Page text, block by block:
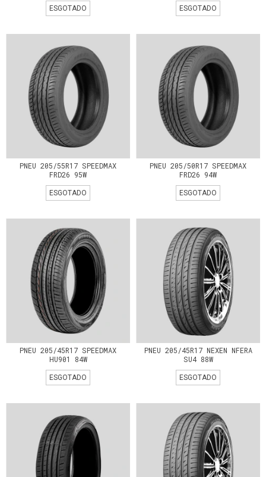
ESGOTADO ESGOTADO
PNEU 205/55R17 SPEEDMAX
FRD26 95W
ESGOTADO
PNEU 205/50R17 SPEEDMAX
FRD26 94W
ESGOTADO
PNEU 205/45R17 SPEEDMAX
HU901 84W
ESGOTADO
PNEU 205/45R17 NEXEN NFERA
SU4 88W
ESGOTADO